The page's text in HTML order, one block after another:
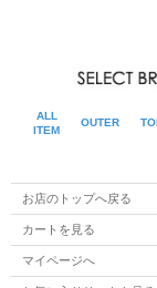
※サ
■実寸平均値（ユニセ
2(M)
3(L)
ALL
ITEM
OUTER
お店のトップへ戻る
カートを見る
マイページへ